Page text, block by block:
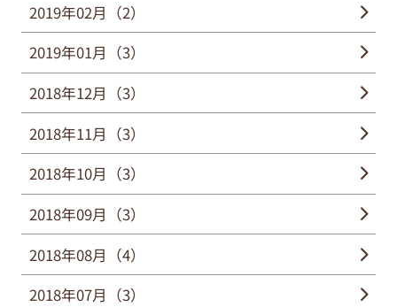
2019年02月（2）
2019年01月（3）
2018年12月（3）
2018年11月（3）
2018年10月（3）
2018年09月（3）
2018年08月（4）
2018年07月（3）